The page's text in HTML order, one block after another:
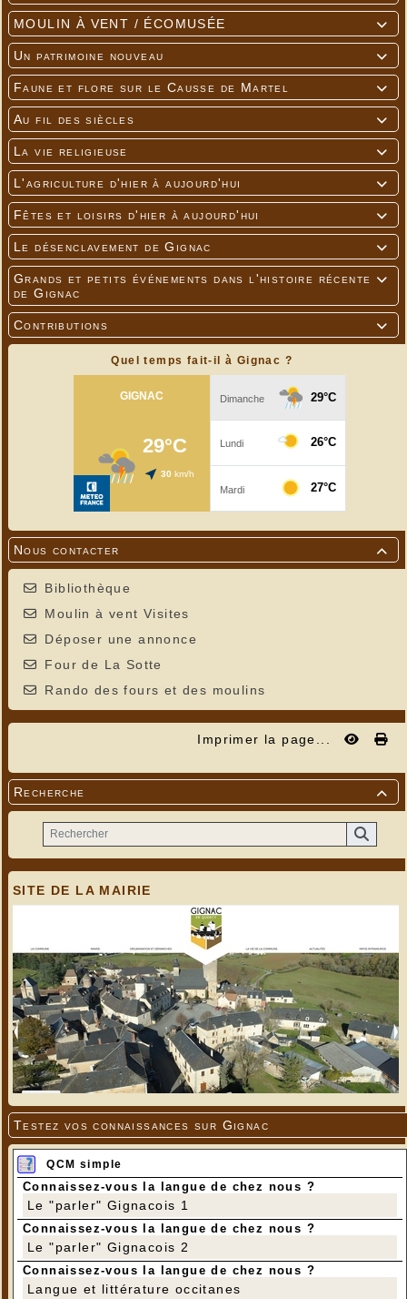

MOULIN À VENT / ÉCOMUSÉE

Un patrimoine nouveau

Faune et flore sur le Causse de Martel

Au fil des siècles

La vie religieuse

L'agriculture d'hier à aujourd'hui

Fêtes et loisirs d'hier à aujourd'hui

Le désenclavement de Gignac

Grands et petits événements dans l'histoire récente
de Gignac

Contributions
Quel temps fait-il à Gignac ?

Nous contacter
Bibliothèque
Moulin à vent Visites
Déposer une annonce
Four de La Sotte
Rando des fours et des moulins
Imprimer la page...

Recherche
SITE DE LA MAIRIE
Testez vos connaissances sur Gignac
QCM simple
Connaissez-vous la langue de chez nous ?
Le "parler" Gignacois 1
Connaissez-vous la langue de chez nous ?
Le "parler" Gignacois 2
Connaissez-vous la langue de chez nous ?
Langue et littérature occitanes